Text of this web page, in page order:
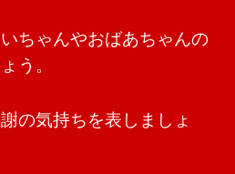
ちゃんやおばあちゃんの
う。
の気持ちを表しましょ